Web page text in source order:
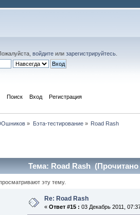
войдитеили зарегистрируйтесь.
Поиск Вход Регистрация
» Бэта-тестирование» Road Rash
Тема: Road Rash (Прочитано
эту тему.
Re: Road Rash
« Ответ #15 : 03 Декабрь 2011,